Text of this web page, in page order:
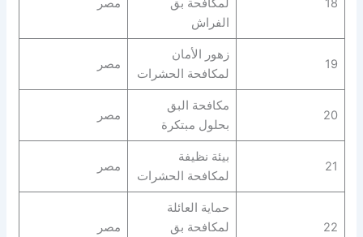
18
لمكافحة بق
الفراش
مصر
19
زهور الأمان
لمكافحة الحشرات
مصر
20
مكافحة البق
بحلول مبتكرة
مصر
21
بيئة نظيفة
لمكافحة الحشرات
مصر
22
حماية العائلة
لمكافحة بق
مصر